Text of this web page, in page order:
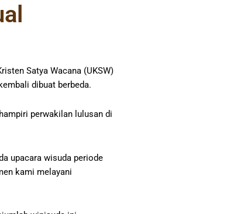
Satya Wacana (UKSW)
dibuat berbeda.
perwakilan lulusan di
upacara wisuda periode
kami melayani